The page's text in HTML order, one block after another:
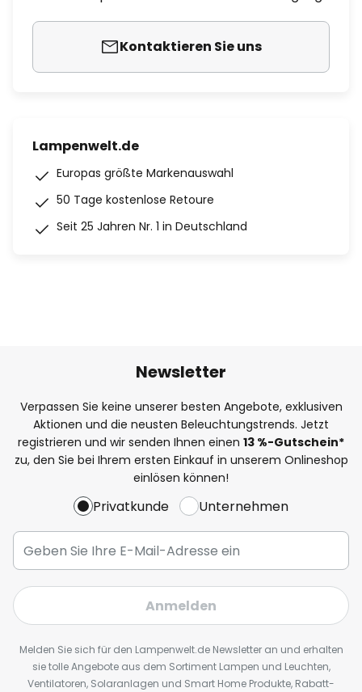
Kontaktieren Sie uns
Lampenwelt.de
Europas größte Markenauswahl
50 Tage kostenlose Retoure
Seit 25 Jahren Nr. 1 in Deutschland
Newsletter
Verpassen Sie keine unserer besten Angebote, exklusiven
Aktionen und die neusten Beleuchtungstrends. Jetzt
registrieren und wir senden Ihnen einen 13 %-Gutschein*
zu, den Sie bei Ihrem ersten Einkauf in unserem Onlineshop
einlösen können!
Privatkunde Unternehmen
Anmelden
Melden Sie sich für den Lampenwelt.de Newsletter an und erhalten
sie tolle Angebote aus dem Sortiment Lampen und Leuchten,
Ventilatoren, Solaranlagen und Smart Home Produkte, Rabatt-